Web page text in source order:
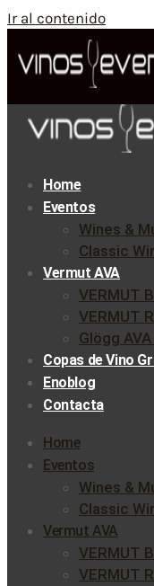
Ir al contenido
Home
Eventos
Wines &
Classic
Vermut AVA
VERMUT
VERMUT
Glögg
Copas de Vino
Enoblog
Contacta
Home
Eventos
Wines &
Classic
Vermut AVA
VERMUT
VERMUT